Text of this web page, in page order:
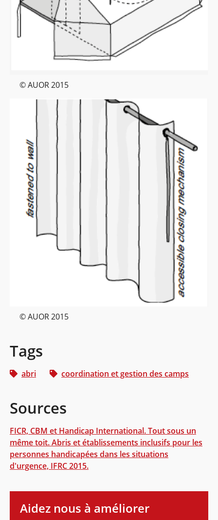
© AUOR 2015
© AUOR 2015
Tags
abri coordination et gestion des camps
Sources
FICR, CBM et Handicap International. Tout sous un
même toit. Abris et établissements inclusifs pour les
personnes handicapées dans les situations
d'urgence, IFRC 2015.
Aidez nous à améliorer